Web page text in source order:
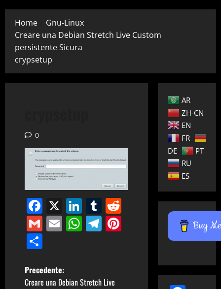
Home
Gnu-Linux
Creare una Debian Stretch Live Custom
persistente Sicura
crypsetup
0
Facebook
X LinkedIn
TumblrReddit
GmailEmailWhatsApp
Telegram
Pinterest
N
Precedente:
Creare una Debian Stretch Live
AR
ZH-CN
EN
FR
DE
PT
RU
ES
Buy